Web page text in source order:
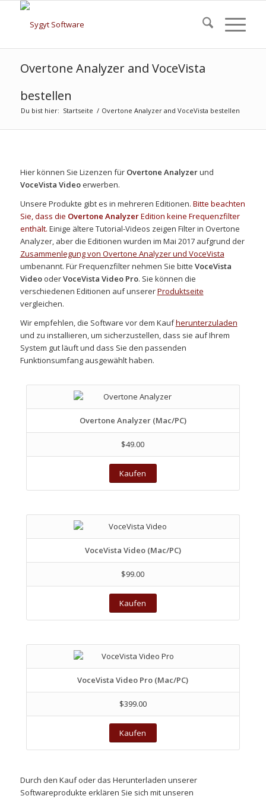
Overtone Analyzer and VoceVista
bestellen
Du bist hier: Startseite / Overtone Analyzer and VoceVista bestellen
Hier können Sie Lizenzen für Overtone Analyzerund
VoceVista Videoerwerben.
Unsere Produkte gibt es in mehreren Editionen. Bitte beachten
Sie, dass die Overtone AnalyzerEdition keine Frequenzfilter
enthält. Einige ältere Tutorial-Videos zeigen Filter in Overtone
Analyzer, aber die Editionen wurden im Mai 2017 aufgrund der
Zusammenlegung von Overtone Analyzer und VoceVista
umbenannt. Für Frequenzfilter nehmen Sie bitte VoceVista
VideooderVoceVista Video Pro. Sie können die
verschiedenen Editionen auf unsererProduktseite
vergleichen.
Wir empfehlen, die Software vor dem Kaufherunterzuladen
und zu installieren, um sicherzustellen, dass sie auf Ihrem
System gut läuft und dass Sie den passenden
Funktionsumfang ausgewählt haben.
Overtone Analyzer (Mac/PC)
$49.00
Kaufen
VoceVista Video (Mac/PC)
$99.00
Kaufen
VoceVista Video Pro (Mac/PC)
$399.00
Kaufen
Durch den Kauf oder das Herunterladen unserer
Softwareprodukte erklären Sie sich mit unseren